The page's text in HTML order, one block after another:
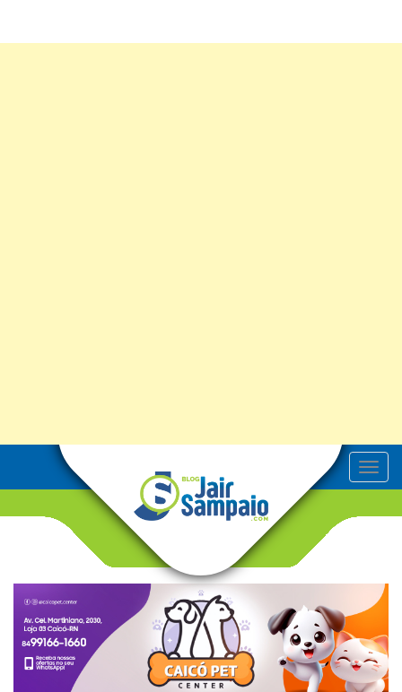
T
o
v
g
t
i
o
n